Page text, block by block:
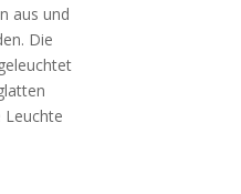
aus und
Die
Leuchte